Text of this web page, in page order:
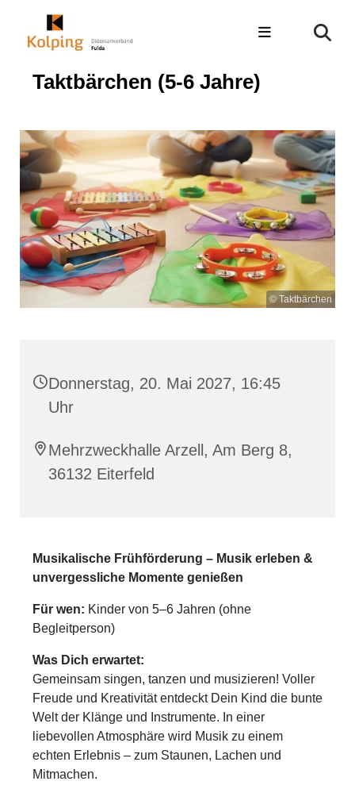
Taktbärchen (5-6 Jahre)
© Taktbärchen
Donnerstag, 20. Mai 2027, 16:45
Uhr
Mehrzweckhalle Arzell, Am Berg 8,
36132 Eiterfeld
Musikalische Frühförderung – Musik erleben &
unvergessliche Momente genießen
Für wen: Kinder von 5–6 Jahren (ohne
Begleitperson)
Was Dich erwartet:
Gemeinsam singen, tanzen und musizieren! Voller
Freude und Kreativität entdeckt Dein Kind die bunte
Welt der Klänge und Instrumente. In einer
liebevollen Atmosphäre wird Musik zu einem
echten Erlebnis – zum Staunen, Lachen und
Mitmachen.